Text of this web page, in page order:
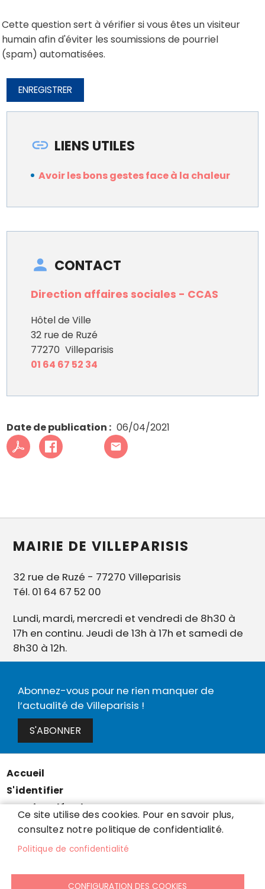
Cette question sert à vérifier si vous êtes un visiteur
humain afin d'éviter les soumissions de pourriel
(spam) automatisées.
ENREGISTRER
LIENS UTILES
Avoir les bons gestes face à la chaleur
CONTACT
Direction affaires sociales - CCAS
Hôtel de Ville
32 rue de Ruzé
77270 Villeparisis
01 64 67 52 34
Date de publication 06/04/2021
MAIRIE DE VILLEPARISIS
32 rue de Ruzé - 77270 Villeparisis
Tél. 01 64 67 52 00
Lundi, mardi, mercredi et vendredi de 8h30 à
17h en continu. Jeudi de 13h à 17h et samedi de
8h30 à 12h.
Abonnez-vous pour ne rien manquer de
l’actualité de Villeparisis !
S'ABONNER
Menu
Pied
de
page
Accueil
S'identifier
Mentions légales
Données personnelles
Accessibilité : partiellement conforme
Contact
Ce site utilise des cookies. Pour en savoir plus,
consultez notre politique de confidentialité.
Politique de confidentialité
CONFIGURATION DES COOKIES